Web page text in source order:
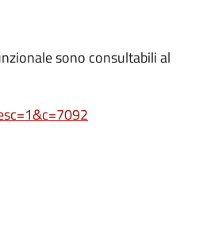
sono consultabili al